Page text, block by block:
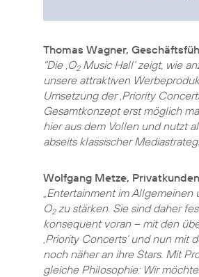
Thomas Wagner,
"Die ‚O2Music Hall‘ zeigt, wie
unsere attraktiven
Umsetzung der ‚Priority
Gesamtkonzept erst möglich
hier aus dem Vollen und nutzt
abseits klassischer
Wolfgang Metze,
„Entertainment im Allgemeinen
O2zu stärken. Sie sind daher
konsequent voran – mit den
‚Priority Concerts‘ und nun mit
noch näher an ihre Stars. Mit
gleiche Philosophie: Wir